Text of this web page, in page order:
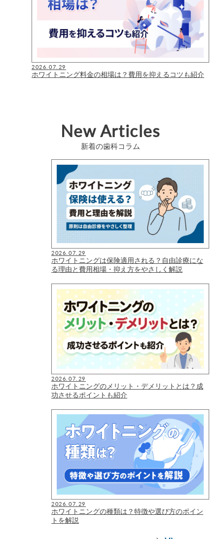
2026.07.29
ホワイトニング料金の相場は？費用を抑えるコツも紹介
New Articles
新着の歯科コラム
2026.07.29
ホワイトニングは保険適用される？自由診療にな
る理由と費用相場・抑え方をやさしく解説
2026.07.29
ホワイトニングのメリット・デメリットとは？成
功させるポイントも紹介
2026.07.29
ホワイトニングの種類は？特徴や選び方のポイン
トを解説